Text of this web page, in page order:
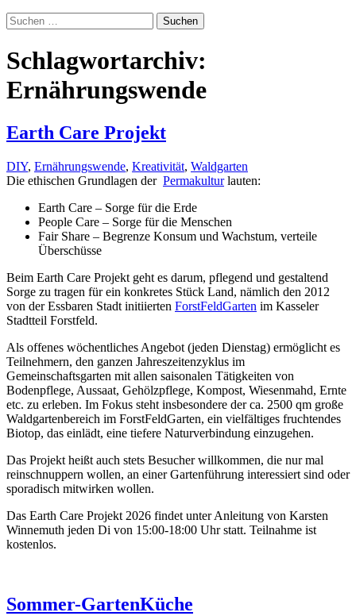
Suchen
nach:
Schlagwortarchiv:
Ernährungswende
Earth Care Projekt
DIY, Ernährungswende, Kreativität, Waldgarten
Die ethischen Grundlagen der Permakulturlauten:
Earth Care – Sorge für die Erde
People Care – Sorge für die Menschen
Fair Share – Begrenze Konsum und Wachstum, verteile
Überschüsse
Beim Earth Care Projekt geht es darum, pflegend und gestaltend
Sorge zu tragen für ein konkretes Stück Land, nämlich den 2012
von der Essbaren Stadt initiierten ForstFeldGarten im Kasseler
Stadtteil Forstfeld.
Als offenes wöchentliches Angebot (jeden Dienstag) ermöglicht es
Teilnehmern, den ganzen Jahreszeitenzyklus im
Gemeinschaftsgarten mit allen saisonalen Tätigkeiten von
Bodenpflege, Aussaat, Gehölzpflege, Kompost, Wiesenmahd, Ernte
etc. zu erleben. Im Fokus steht insbesondere der ca. 2500 qm große
Waldgartenbereich im ForstFeldGarten, ein vielfältiges fruchtendes
Biotop, das einlädt, eine tiefere Naturverbindung einzugehen.
Das Projekt heißt auch stets Besucher willkommen, die nur mal
reinschnuppern wollen, an einer Gartenführung interessiert sind oder
sporadisch mitwirken wollen.
Das Earth Care Projekt 2026 findet unter Anleitung von Karsten
Winnemuth jeden Di von 15:00-18:00 Uhr statt. Teilnahme ist
kostenlos.
Sommer-GartenKüche